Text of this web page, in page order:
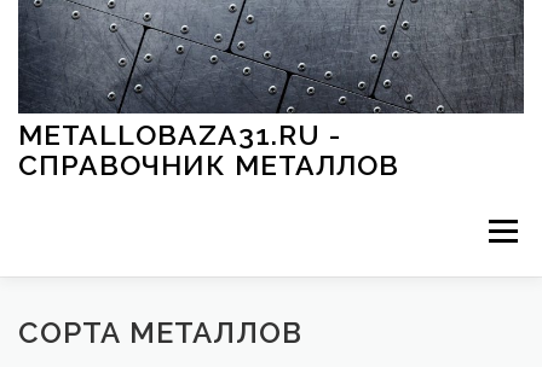
Перейти к содержимому
METALLOBAZA31.RU -
СПРАВОЧНИК МЕТАЛЛОВ
Меню
В ПРОМЫШЛЕННОСТИ В СТРОИТЕЛЬСТВЕ
СОРТА МЕТАЛЛОВ